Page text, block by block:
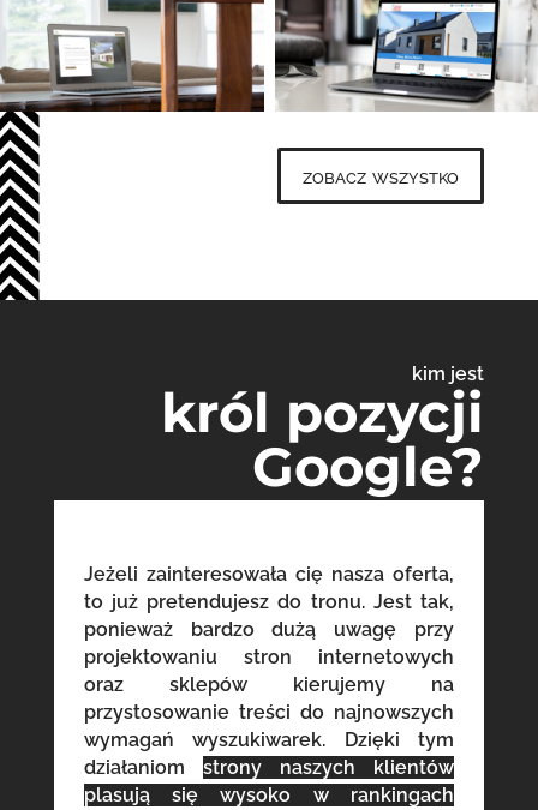
zobacz wszystko
kim jest
król pozycji
Google?
Jeżeli zainteresowała cię nasza oferta,
to już pretendujesz do tronu. Jest tak,
ponieważ bardzo dużą uwagę przy
projektowaniu stron internetowych
oraz sklepów kierujemy na
przystosowanie treści do najnowszych
wymagań wyszukiwarek. Dzięki tym
działaniom strony naszych klientów
plasują się wysoko w rankingach